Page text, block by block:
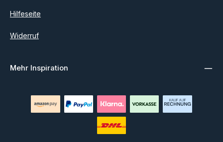
Hilfeseite
Widerruf
Mehr Inspiration